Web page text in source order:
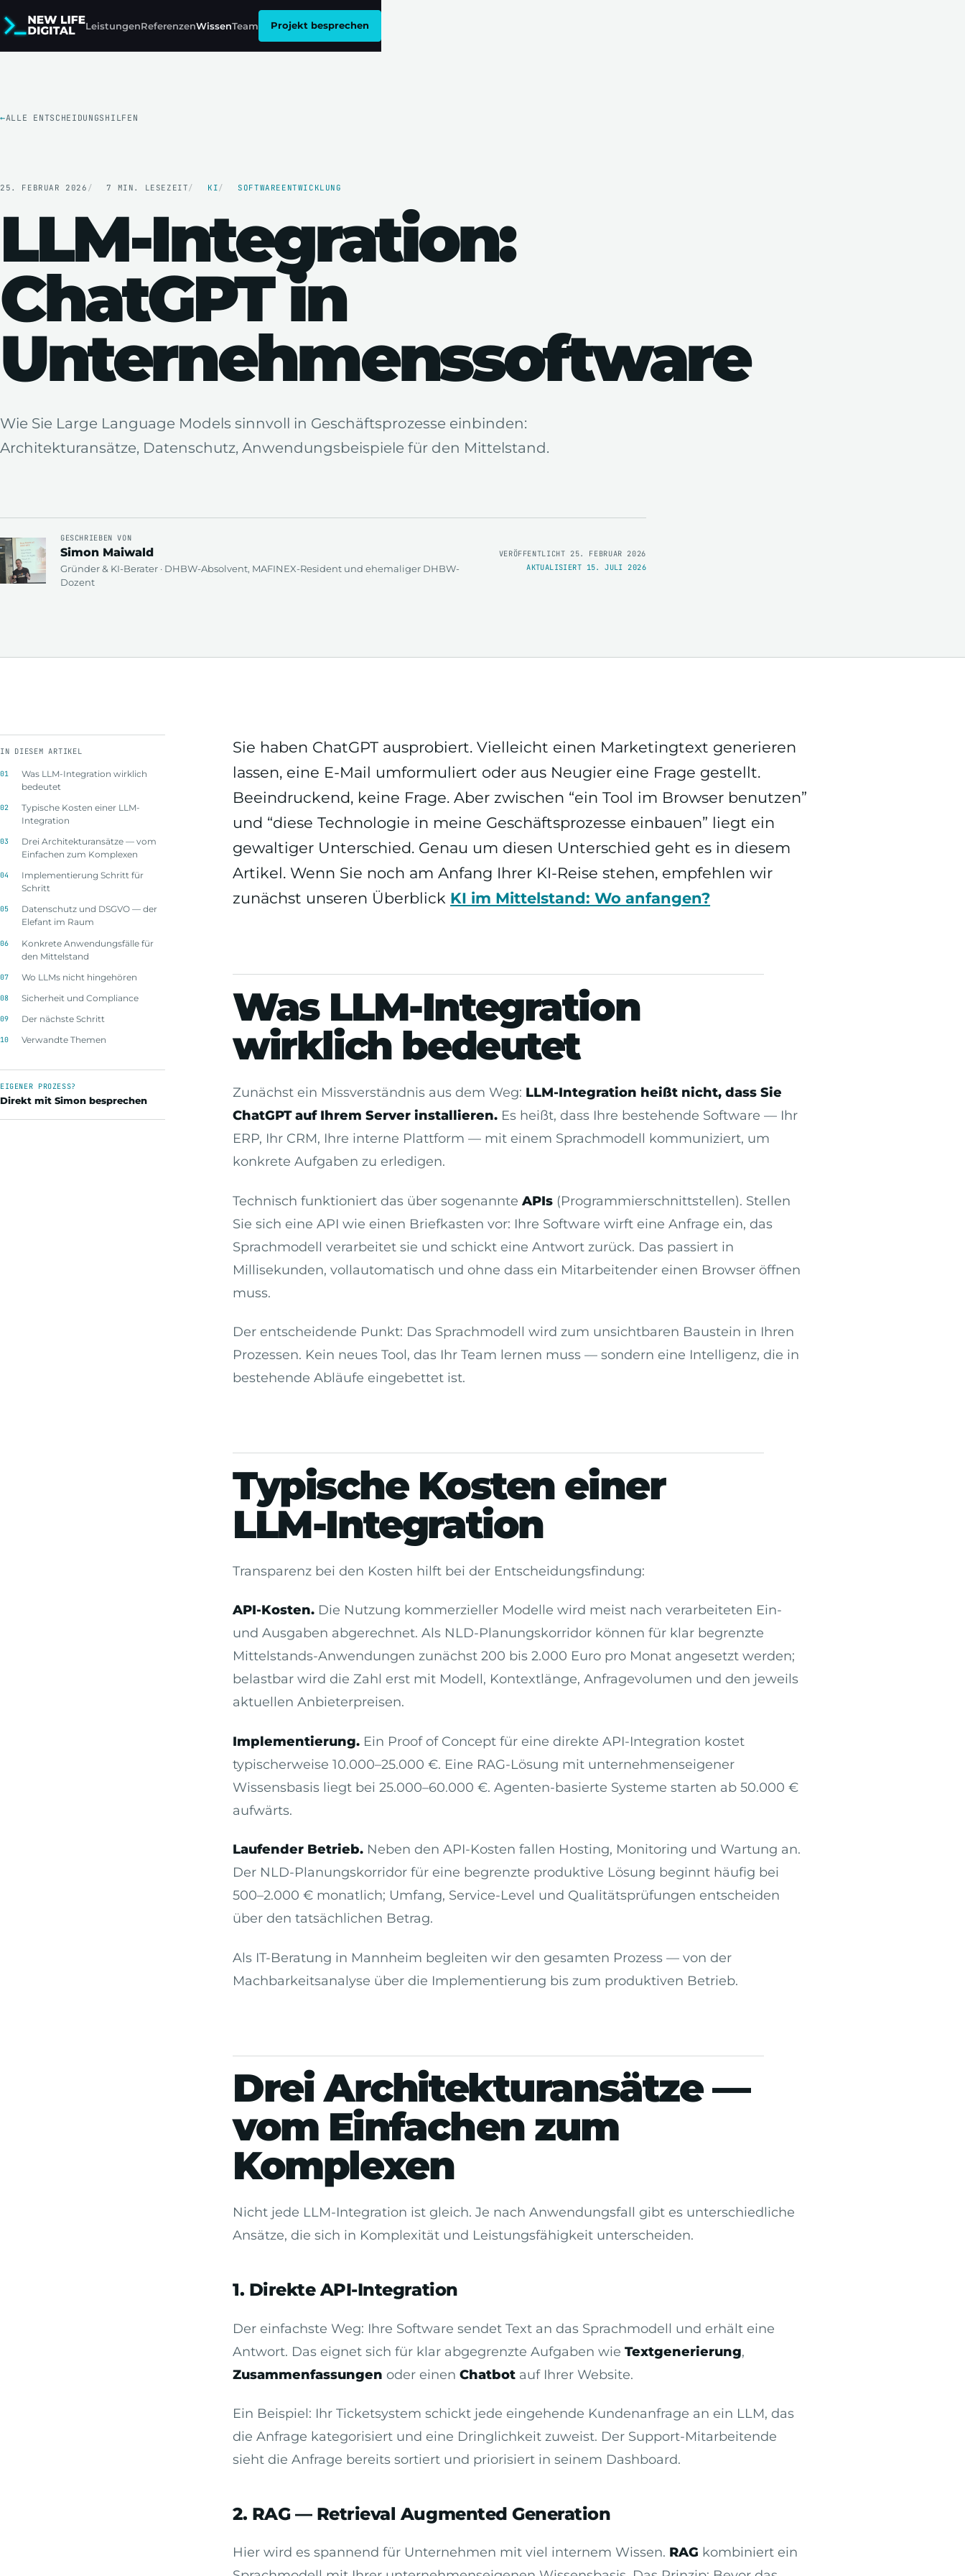
LeistungenReferenzenWissenTeam Projekt besprechen
ALLE ENTSCHEIDUNGSHILFEN
25. FEBRUAR 2026 7 MIN. LESEZEIT KI SOFTWAREENTWICKLUNG
LLM-Integration:
ChatGPT in
Unternehmenssoftware
Wie Sie Large Language Models sinnvoll in Geschäftsprozesse einbinden:
Architekturansätze, Datenschutz, Anwendungsbeispiele für den Mittelstand.
GESCHRIEBEN VON
Simon Maiwald
Gründer & KI-Berater · DHBW-Absolvent, MAFINEX-Resident und ehemaliger DHBW-
Dozent
VERÖFFENTLICHT 25. FEBRUAR 2026
AKTUALISIERT 15. JULI 2026
IN DIESEM ARTIKEL
Was LLM-Integration wirklich
bedeutet
Typische Kosten einer LLM-
Integration
Drei Architekturansätze — vom
Einfachen zum Komplexen
Implementierung Schritt für
Schritt
Datenschutz und DSGVO — der
Elefant im Raum
Konkrete Anwendungsfälle für
den Mittelstand
Wo LLMs nicht hingehören
Sicherheit und Compliance
Der nächste Schritt
Verwandte Themen
EIGENER PROZESS?
Direkt mit Simon besprechen
Sie haben ChatGPT ausprobiert. Vielleicht einen Marketingtext generieren
lassen, eine E-Mail umformuliert oder aus Neugier eine Frage gestellt.
Beeindruckend, keine Frage. Aber zwischen “ein Tool im Browser benutzen”
und “diese Technologie in meine Geschäftsprozesse einbauen” liegt ein
gewaltiger Unterschied. Genau um diesen Unterschied geht es in diesem
Artikel. Wenn Sie noch am Anfang Ihrer KI-Reise stehen, empfehlen wir
zunächst unseren Überblick KI im Mittelstand: Wo anfangen?
Was LLM-Integration
wirklich bedeutet
Zunächst ein Missverständnis aus dem Weg: LLM-Integration heißt nicht, dass Sie
ChatGPT auf Ihrem Server installieren. Es heißt, dass Ihre bestehende Software — Ihr
ERP, Ihr CRM, Ihre interne Plattform — mit einem Sprachmodell kommuniziert, um
konkrete Aufgaben zu erledigen.
Technisch funktioniert das über sogenannteAPIs (Programmierschnittstellen). Stellen
Sie sich eine API wie einen Briefkasten vor: Ihre Software wirft eine Anfrage ein, das
Sprachmodell verarbeitet sie und schickt eine Antwort zurück. Das passiert in
Millisekunden, vollautomatisch und ohne dass ein Mitarbeitender einen Browser öffnen
muss.
Der entscheidende Punkt: Das Sprachmodell wird zum unsichtbaren Baustein in Ihren
Prozessen. Kein neues Tool, das Ihr Team lernen muss — sondern eine Intelligenz, die in
bestehende Abläufe eingebettet ist.
Typische Kosten einer
LLM-Integration
Transparenz bei den Kosten hilft bei der Entscheidungsfindung:
API-Kosten. Die Nutzung kommerzieller Modelle wird meist nach verarbeiteten Ein-
und Ausgaben abgerechnet. Als NLD-Planungskorridor können für klar begrenzte
Mittelstands-Anwendungen zunächst 200 bis 2.000 Euro pro Monat angesetzt werden;
belastbar wird die Zahl erst mit Modell, Kontextlänge, Anfragevolumen und den jeweils
aktuellen Anbieterpreisen.
Implementierung. Ein Proof of Concept für eine direkte API-Integration kostet
typischerweise 10.000–25.000 €. Eine RAG-Lösung mit unternehmenseigener
Wissensbasis liegt bei 25.000–60.000 €. Agenten-basierte Systeme starten ab 50.000 €
aufwärts.
Laufender Betrieb. Neben den API-Kosten fallen Hosting, Monitoring und Wartung an.
Der NLD-Planungskorridor für eine begrenzte produktive Lösung beginnt häufig bei
500–2.000 € monatlich; Umfang, Service-Level und Qualitätsprüfungen entscheiden
über den tatsächlichen Betrag.
Als IT-Beratung in Mannheim begleiten wir den gesamten Prozess — von der
Machbarkeitsanalyse über die Implementierung bis zum produktiven Betrieb.
Drei Architekturansätze —
vom Einfachen zum
Komplexen
Nicht jede LLM-Integration ist gleich. Je nach Anwendungsfall gibt es unterschiedliche
Ansätze, die sich in Komplexität und Leistungsfähigkeit unterscheiden.
1. Direkte API-Integration
Der einfachste Weg: Ihre Software sendet Text an das Sprachmodell und erhält eine
Antwort. Das eignet sich für klar abgegrenzte Aufgaben wieTextgenerierung,
Zusammenfassungen oder einenChatbot auf Ihrer Website.
Ein Beispiel: Ihr Ticketsystem schickt jede eingehende Kundenanfrage an ein LLM, das
die Anfrage kategorisiert und eine Dringlichkeit zuweist. Der Support-Mitarbeitende
sieht die Anfrage bereits sortiert und priorisiert in seinem Dashboard.
2. RAG — Retrieval Augmented Generation
Hier wird es spannend für Unternehmen mit viel internem Wissen. RAG kombiniert ein